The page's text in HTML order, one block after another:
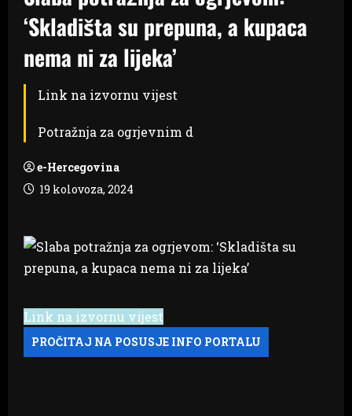
‘Skladišta su prepuna, a kupaca
nema ni za lijeka’
Link na izvornu vijest
Potražnja za ogrjevnim d
e-Hercegovina
19 kolovoza, 2024
Link na izvornu vijest